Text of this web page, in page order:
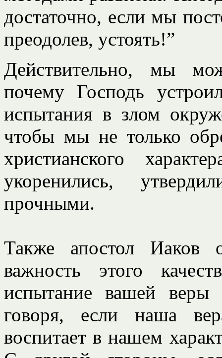
достаточно, если мы
преодолев, устоять!”
Действительно, мы
почему Господь
испытания в злом
чтобы мы не только
христианского
укоренились,
прочными.
Также апостол Иаков
важность этого
испытание вашей веры
говоря, если наша
воспитает в нашем